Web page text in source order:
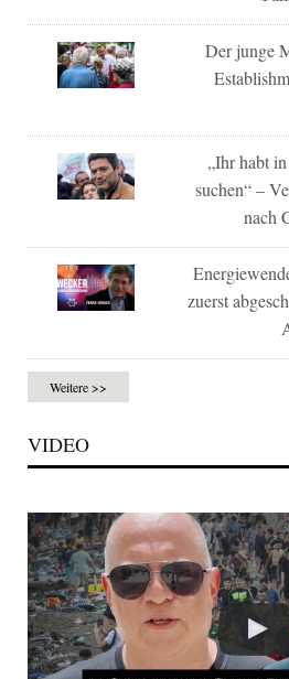
Der junge
„Ihr habt
suchen“ –
nach
zuerst
Weitere >>
VIDEO